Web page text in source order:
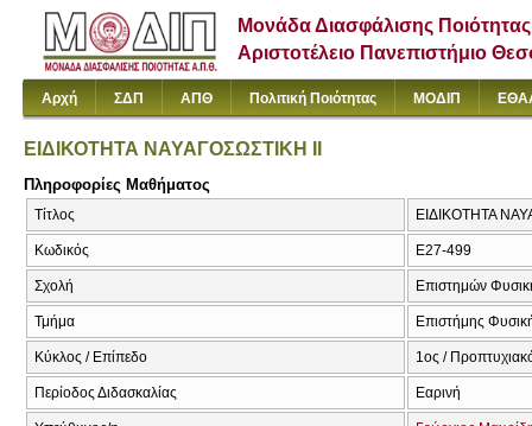
Μονάδα Διασφάλισης Ποιότητας
Αριστοτέλειο Πανεπιστήμιο
Αρχή ΣΔΠ ΑΠΘ Πολιτική Ποιότητας ΜΟΔΙΠ
ΕΙΔΙΚΟΤΗΤΑ ΝΑΥΑΓΟΣΩΣΤΙΚΗ ΙΙ
Πληροφορίες Μαθήματος
Τίτλος ΕΙΔΙΚΟΤΗΤΑ
Κωδικός E27-499
Σχολή Επιστημών
Τμήμα Επιστήμης
Κύκλος / Επίπεδο 1ος /
Περίοδος Διδασκαλίας Εαρινή